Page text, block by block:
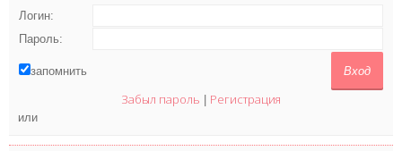
Логин:
Пароль:
запомнить
Забыл пароль Регистрация
или